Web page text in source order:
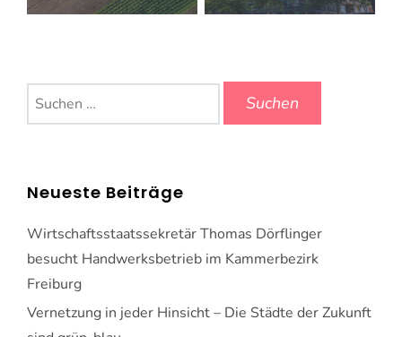
Suchen
nach:
Neueste Beiträge
Wirtschaftsstaatssekretär Thomas Dörflinger
besucht Handwerksbetrieb im Kammerbezirk
Freiburg
Vernetzung in jeder Hinsicht – Die Städte der Zukunft